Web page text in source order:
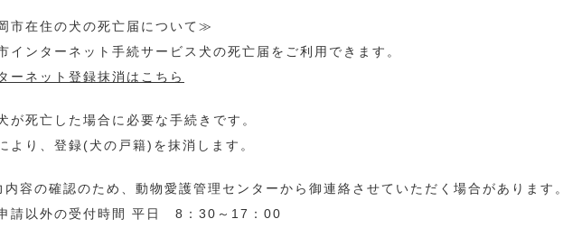
市在住の犬の死亡届について≫
インターネット手続サービス犬の死亡届をご利用できます。
ーネット登録抹消はこちら
が死亡した場合に必要な手続きです。
より、登録(犬の戸籍)を抹消します。
内容の確認のため、動物愛護管理センターから御連絡させていただく場合があります。
請以外の受付時間 平日 8：30～17：00